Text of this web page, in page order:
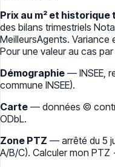
Prix au m² et
des bilans trimestriels
MeilleursAgents. Variance
Pour une valeur au cas
Démographie — INSEE,
commune INSEE).
Carte — données ©
ODbL.
Zone PTZ — arrêté du 5
A/B/C). Calculer mon PTZ